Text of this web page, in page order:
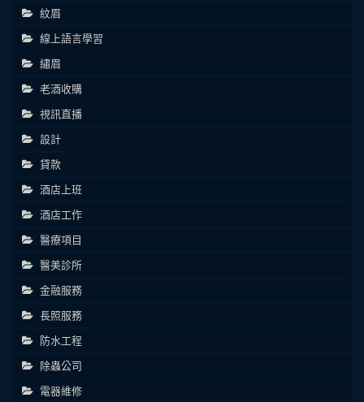
紋眉
線上語言學習
繡眉
老酒收購
視訊直播
設計
貸款
酒店上班
酒店工作
醫療項目
醫美診所
金融服務
長照服務
防水工程
除蟲公司
電器維修